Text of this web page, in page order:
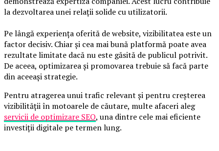
la dezvoltarea unei relații solide cu utilizatorii.
Pe lângă experiența oferită de website, vizibilitatea este un
factor decisiv. Chiar și cea mai bună platformă poate avea
rezultate limitate dacă nu este găsită de publicul potrivit.
De aceea, optimizarea și promovarea trebuie să facă parte
din aceeași strategie.
Pentru atragerea unui trafic relevant și pentru creșterea
vizibilității în motoarele de căutare, multe afaceri aleg
servicii de optimizare SEO, una dintre cele mai eficiente
investiții digitale pe termen lung.